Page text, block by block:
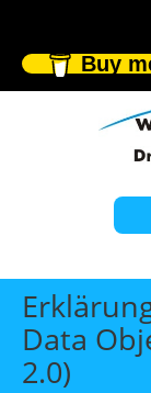
Buy
Data
2.0)